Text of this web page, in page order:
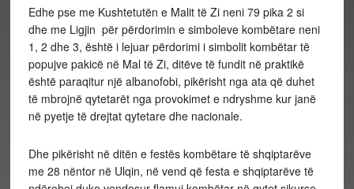
Edhe pse me Kushtetutën e Malit të Zi neni 79 pika 2 si
dhe me Ligjin për përdorimin e simboleve kombëtare neni
1, 2 dhe 3, është i lejuar përdorimi i simbolit kombëtar të
popujve pakicë në Mal të Zi, ditëve të fundit në praktikë
është paraqitur një albanofobi, pikërisht nga ata që duhet
të mbrojnë qytetarët nga provokimet e ndryshme kur janë
në pyetje të drejtat qytetare dhe nacionale.
Dhe pikërisht në ditën e festës kombëtare të shqiptarëve
me 28 nëntor në Ulqin, në vend që festa e shqiptarëve të